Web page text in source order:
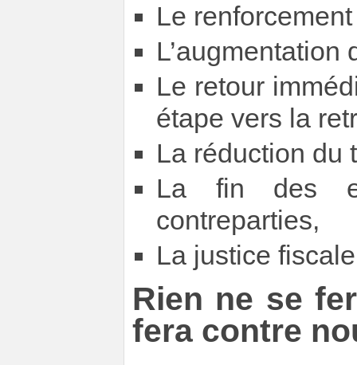
Le
L’augmentation
Le retour
étape vers la
La réduction du
La fin des
contreparties,
La justice
Rien ne se
fera contre